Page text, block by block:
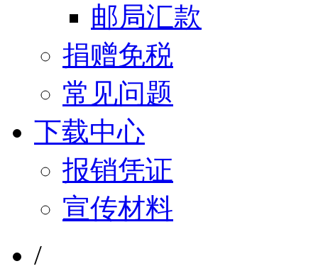
邮局汇款
捐赠免税
常见问题
下载中心
报销凭证
宣传材料
/